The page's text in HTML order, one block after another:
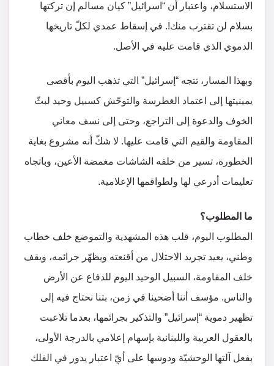
الاستسلام، واعتبار أن “اسرائيل” كيان مسالم إن تركتها
بسلام لن تقترب منك!. في إسقاط عمدي لكلّ تاريخها
الدموي الذي قامت عليه في الأصل.
وبهذا المسار، تتجه “إسرائيل” التي تذهب اليوم بأقصى
يمينيتها إلى اعتماد الغطرسة والتوحّش كسبيل وحيد لبثّ
الخوف والدعوة إلى التراجع، وحتى إلى نسف معاني
المقاومة والقيم التي قامت عليها. لا شكّ أنه مشروع بغاية
الخطورة، تسير من خلفه الشاشات مغمضة الأعين، وباتجاه
تعليمات أدرعي لها ولطواقمها الإعلامية.
ما المطلوب؟
المطلوب اليوم، قلب هذه المشهدية والتموضع خلف خطاب
وطني، يعيد تجريد الاحتلال من أقنعته ويظهّر جرائمه، ويقف
خلف المقاومة، السبيل الوحيد اليوم للدفاع عن الأرض
والناس. مؤسف أننا أضحينا في زمن، بتنا نحتاج فيه إلى
تظهير دموية “إسرائيل” والتذكير بجرائمها، بعدما تلاعبت
بالعقول العربية واللبنانية بإسهام إعلامي بالدرجة الأولى،
بفعل آلتها الوحشيّة ودوسها على أيّ اعتبار يدور في الفلك